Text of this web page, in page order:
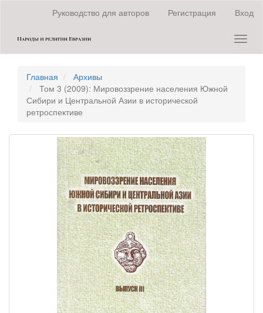
содержанию
страницы
навигация
Основное
содержание
Боковая
Руководство для авторов Регистрация Вход
Главная
Архивы
Том 3 (2009): Мировоззрение населения Южной
Сибири и Центральной Азии в исторической
ретроспективе